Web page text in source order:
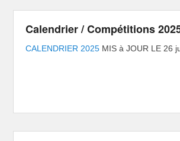
Calendrier / Compétitions
CALENDRIER 2025 MIS à JOUR LE 26